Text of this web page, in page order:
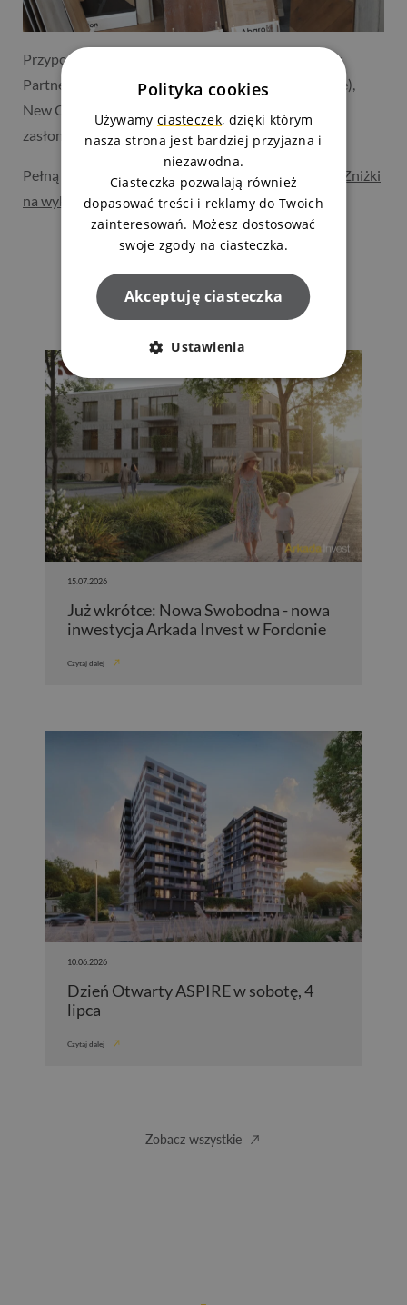
Przypominamy, że znajdziecie tam też salony innych
Partnerów m.in. Cerstyl (płytki gresowe i ceramiczne),
New Concept (łóżka i materace) i Eurofirany (firany,
zasłony i dekoracje).
Pełną listę firm partnerskich znajdziecie w zakładce
Zniżki
na wykończenie.
Ostatnie aktualności
15.07.2026
Już wkrótce: Nowa Swobodna - nowa
inwestycja Arkada Invest w Fordonie
Czytaj dalej
10.06.2026
Dzień Otwarty ASPIRE w sobotę, 4
lipca
Czytaj dalej
Zobacz wszystkie
Polityka cookies
Używamy ciasteczek, dzięki którym
nasza strona jest bardziej przyjazna i
niezawodna.
Ciasteczka pozwalają również
dopasować treści i reklamy do Twoich
zainteresowań. Możesz dostosować
swoje zgody na ciasteczka.
Akceptuję ciasteczka
Ustawienia